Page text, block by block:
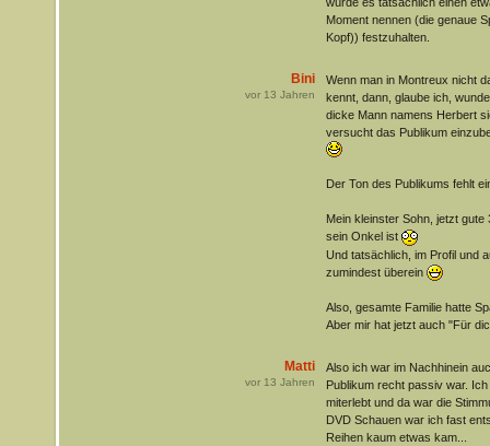
Moment nennen (die genaue
Kopf)) festzuhalten.
Bini
vor 13 Jahren
Wenn man in Montreux nicht
kennt, dann, glaube ich,
dicke Mann namens Herbert
versucht das Publikum
Der Ton des Publikums fehlt
Mein kleinster Sohn, jetzt
sein Onkel ist
Und tatsächlich, im Profil und
zumindest überein
Also, gesamte Familie hatte
Aber mir hat jetzt auch "Für
Matti
vor 13 Jahren
Also ich war im Nachhinein
Publikum recht passiv war.
miterlebt und da war die
DVD Schauen war ich fast
Reihen kaum etwas kam...